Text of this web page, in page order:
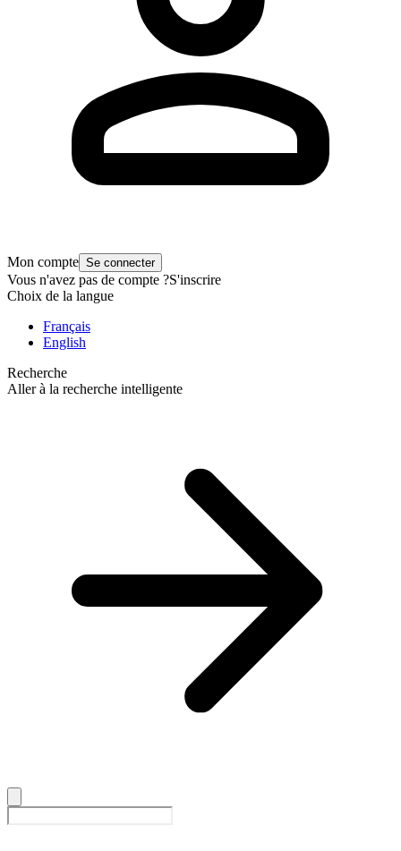
Mon compte Se connecter
Vous n'avez pas de compte ?S'inscrire
Choix de la langue
Français
English
Recherche
Aller à la recherche intelligente